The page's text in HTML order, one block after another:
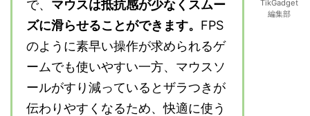
で、 マウスは抵抗感が少なくスムー
ズに滑らせることができます。 FPS
のように素早い操作が求められるゲ
ームでも使いやすい一方、マウスソ
ールがすり減っているとザラつきが
伝わりやすくなるため、快適に使う
TikGadget
編集部